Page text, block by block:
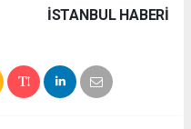
İSTANBUL HABERİ